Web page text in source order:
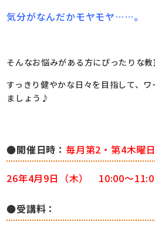
気分がなんだかモヤモヤ……。
そんなお悩みがある方にぴったりな教
すっきり健やかな日々を目指して、
ましょう♪
●開催日時： 毎月第2・第4木曜日
26年4月9日 （木） 10:00～
●受講料：